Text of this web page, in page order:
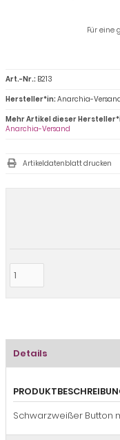
Für eine
Art.-Nr.: B213
Hersteller*in:Anarchia-
Mehr Artikel dieser
Anarchia-Versand
Artikeldatenblatt drucken
Details
Schwarzweißer Button